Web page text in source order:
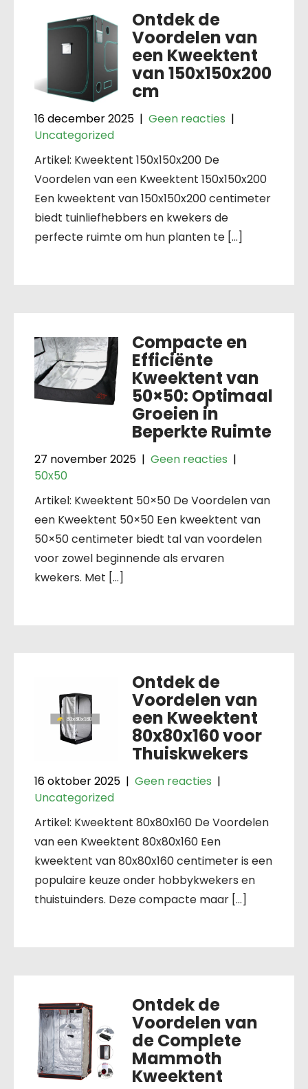
Ontdek de
Voordelen van
een Kweektent
van 150x150x200
cm
16 december 2025 | Geen reacties |
Uncategorized
Artikel: Kweektent 150x150x200 De
Voordelen van een Kweektent 150x150x200
Een kweektent van 150x150x200 centimeter
biedt tuinliefhebbers en kwekers de
perfecte ruimte om hun planten te […]
Compacte en
Efficiënte
Kweektent van
50×50: Optimaal
Groeien in
Beperkte Ruimte
27 november 2025 | Geen reacties |
50x50
Artikel: Kweektent 50×50 De Voordelen van
een Kweektent 50×50 Een kweektent van
50×50 centimeter biedt tal van voordelen
voor zowel beginnende als ervaren
kwekers. Met […]
Ontdek de
Voordelen van
een Kweektent
80x80x160 voor
Thuiskwekers
16 oktober 2025 | Geen reacties |
Uncategorized
Artikel: Kweektent 80x80x160 De Voordelen
van een Kweektent 80x80x160 Een
kweektent van 80x80x160 centimeter is een
populaire keuze onder hobbykwekers en
thuistuinders. Deze compacte maar […]
Ontdek de
Voordelen van
de Complete
Mammoth
Kweektent